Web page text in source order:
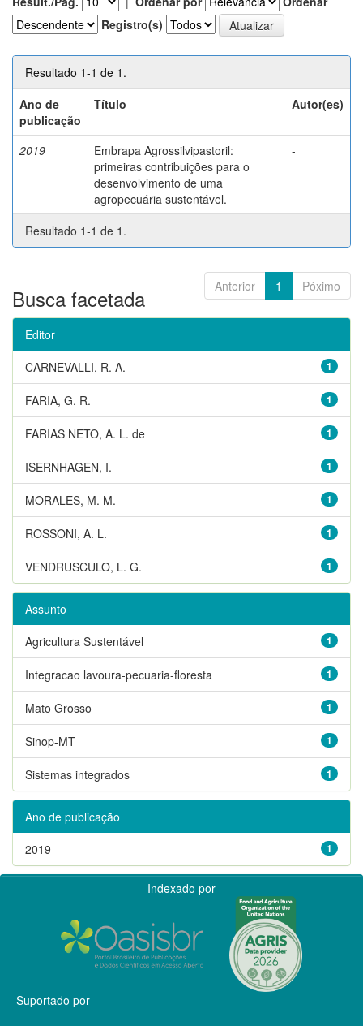
Registro(s)
Resultado 1-1 de 1.
Ano de
publicação
Título Autor(es)
2019
Embrapa Agrossilvipastoril:
primeiras contribuições para o
desenvolvimento de uma
agropecuária sustentável.
-
Resultado 1-1 de 1.
Anterior 1 Póximo
Busca facetada
Editor
1
CARNEVALLI, R. A.
1
FARIA, G. R.
1
FARIAS NETO, A. L. de
1
ISERNHAGEN, I.
1
MORALES, M. M.
1
ROSSONI, A. L.
1
VENDRUSCULO, L. G.
Assunto
1
Agricultura Sustentável
1
Integracao lavoura-pecuaria-floresta
1
Mato Grosso
1
Sinop-MT
1
Sistemas integrados
Ano de publicação
1
2019
Indexado por
Suportado por